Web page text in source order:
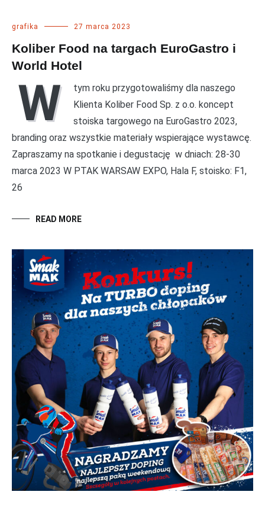
grafika 27 marca 2023
Koliber Food na targach EuroGastro i
World Hotel
W
tym roku przygotowaliśmy dla naszego
Klienta Koliber Food Sp. z o.o. koncept
stoiska targowego na EuroGastro 2023,
branding oraz wszystkie materiały wspierające wystawcę.
Zapraszamy na spotkanie i degustację w dniach: 28-30
marca 2023 W PTAK WARSAW EXPO, Hala F, stoisko: F1,
26
READ MORE